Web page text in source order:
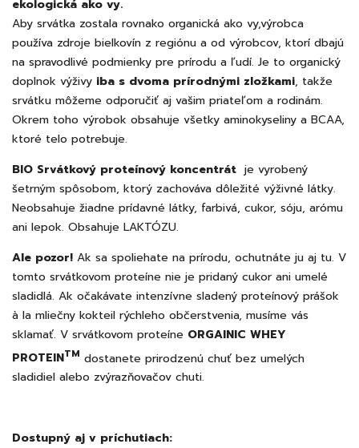
ekologická ako vy.
Aby srvátka zostala rovnako organická ako vy,výrobca
používa zdroje bielkovín z regiónu a od výrobcov, ktorí dbajú
na spravodlivé podmienky pre prírodu a ľudí. Je to organický
doplnok výživy iba s dvoma prírodnými zložkami, takže
srvátku môžeme odporučiť aj vašim priateľom a rodinám.
Okrem toho výrobok obsahuje všetky aminokyseliny a BCAA,
ktoré telo potrebuje.
BIO Srvátkový proteínový koncentrát je vyrobený
šetrným spôsobom, ktorý zachováva dôležité výživné látky.
Neobsahuje žiadne prídavné látky, farbivá, cukor, sóju, arómu
ani lepok. Obsahuje LAKTÓZU.
Ale pozor! Ak sa spoliehate na prírodu, ochutnáte ju aj tu. V
tomto srvátkovom proteíne nie je pridaný cukor ani umelé
sladidlá. Ak očakávate intenzívne sladený proteínový prášok
à la mliečny kokteil rýchleho občerstvenia, musíme vás
sklamať. V srvátkovom proteíne ORGAINIC WHEY
PROTEINTM dostanete prirodzenú chuť bez umelých
sladidiel alebo zvýrazňovačov chuti.
Dostupný aj v príchutiach: